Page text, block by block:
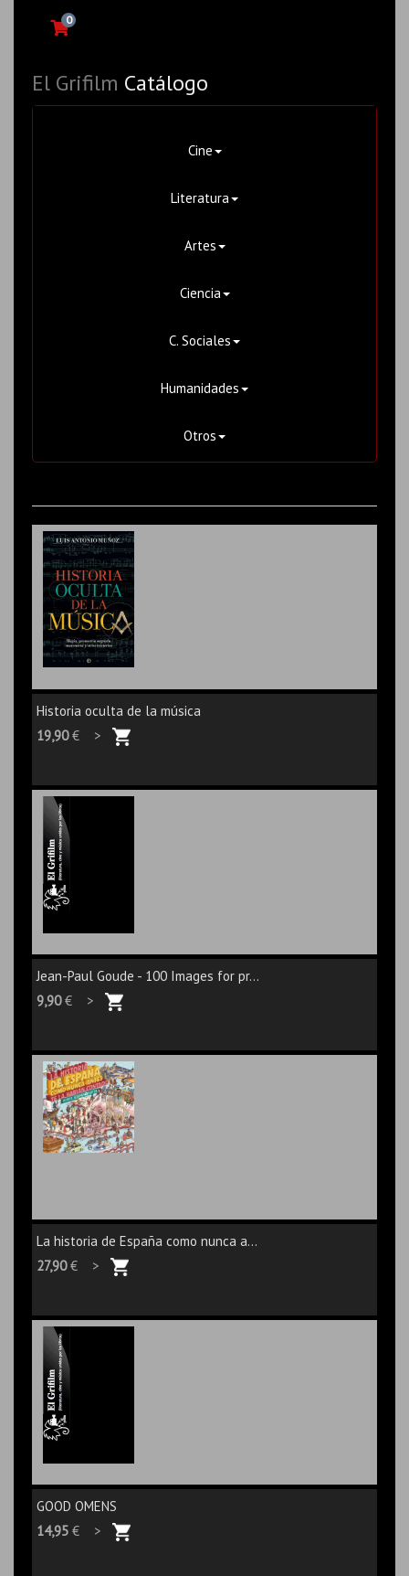
0
El Grifilm Catálogo
Cine
Literatura
Artes
Ciencia
C. Sociales
Humanidades
Otros
Historia oculta de la música
19,90€ >
Jean-Paul Goude - 100 Images for pr...
9,90€ >
La historia de España como nunca a...
27,90€ >
GOOD OMENS
14,95 € >